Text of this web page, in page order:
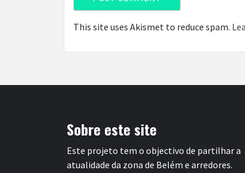
This site uses Akismet to reduce spam.
Sobre este site
Este projeto tem o objectivo de partilhar a
atualidade da zona de Belém e arredores.